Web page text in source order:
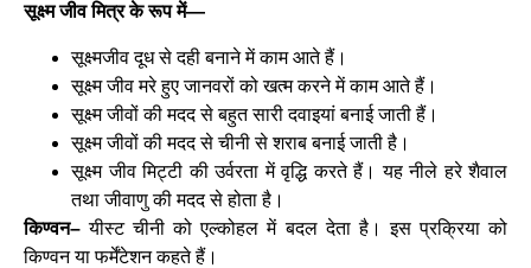
सूक्ष्म जीव मित्र के रूप में—
सूक्ष्मजीव दूध से दही बनाने में काम आते हैं।
सूक्ष्म जीव मरे हुए जानवरों को खत्म करने में काम आते हैं।
सूक्ष्म जीवों की मदद से बहुत सारी दवाइयां बनाई जाती हैं।
सूक्ष्म जीवों की मदद से चीनी से शराब बनाई जाती है।
सूक्ष्म जीव मिट्टी की उर्वरता में वृद्धि करते हैं। यह नीले हरे शैवाल
तथा जीवाणु की मदद से होता है।
किण्वन– यीस्ट चीनी को एल्कोहल में बदल देता है। इस प्रक्रिया को
किण्वन या फर्मेंटेशन कहते हैं।